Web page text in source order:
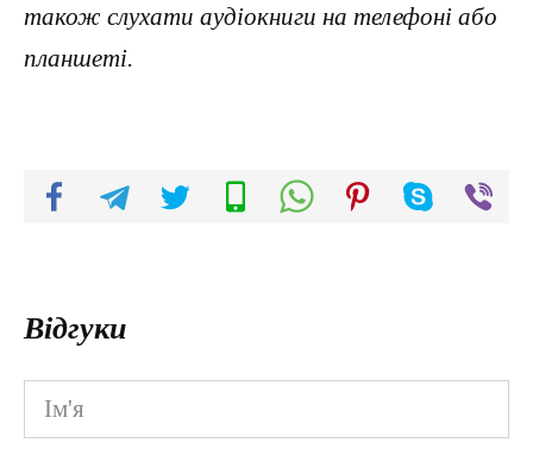
також слухати аудіокниги на телефоні або
планшеті.
Відгуки
Ім'я
*